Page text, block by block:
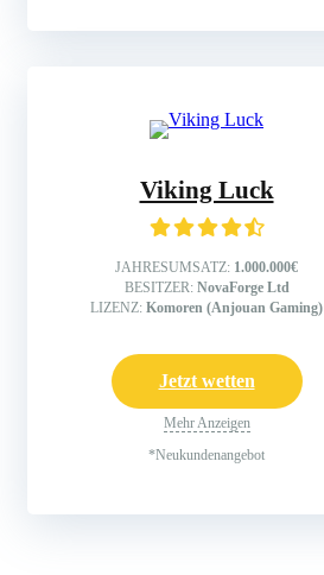
Viking Luck
JAHRESUMSATZ: 1.000.000€
BESITZER: NovaForge Ltd
LIZENZ: Komoren (Anjouan Gaming)
Jetzt wetten
Mehr Anzeigen
*Neukundenangebot